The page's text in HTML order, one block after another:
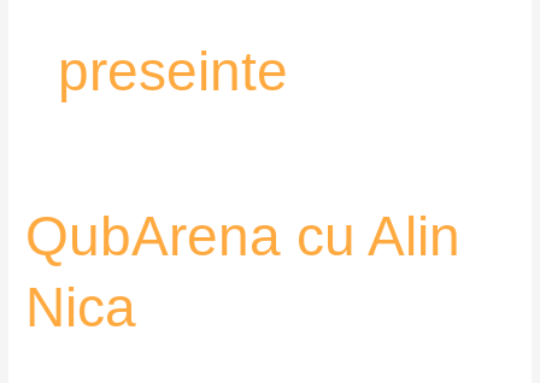
preseinte
QubArena cu Alin
Nica
QubArena
cu
Nica